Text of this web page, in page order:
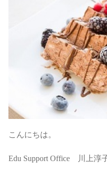
こんにちは。
Edu Support Office 川上淳